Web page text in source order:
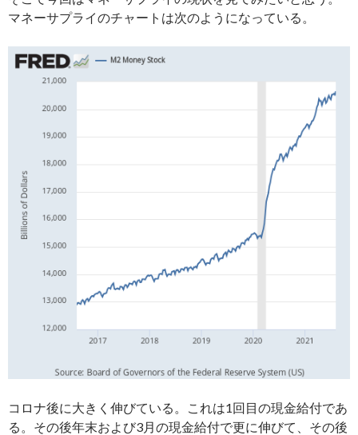
マネーサプライのチャートは次のようになっている。
コロナ後に大きく伸びている。これは1回目の現金給付であ
る。その後年末および3月の現金給付で更に伸びて、その後